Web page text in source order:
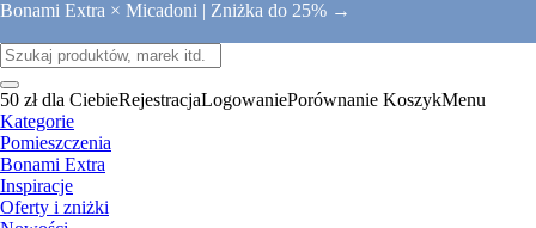
Bonami Extra × Micadoni | Zniżka do 25% →
50 zł dla CiebieRejestracjaLogowaniePorównanie KoszykMenu
Kategorie
Pomieszczenia
Bonami Extra
Inspiracje
Oferty i zniżki